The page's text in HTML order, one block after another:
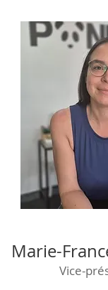
Marie-
Vice-